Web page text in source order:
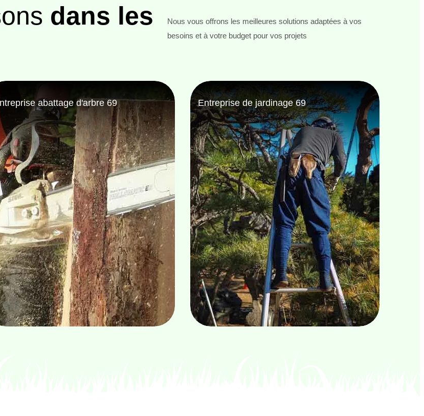
dans les
Nous vous offrons les meilleures solutions adaptées à vos
besoins et à votre budget pour vos projets
de jardinage 69 Jardinier taille de haie 69